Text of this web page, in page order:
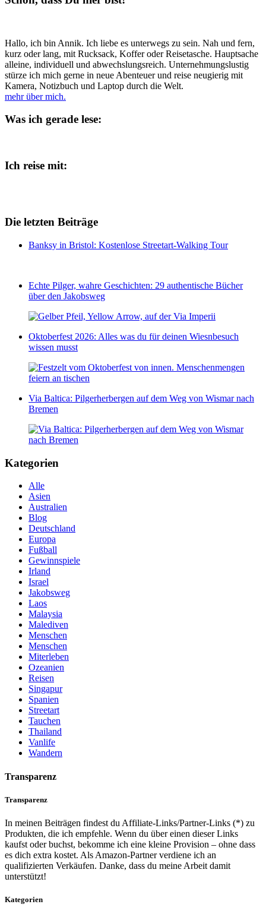
eigenen
Business!“
Hallo, ich bin Annik. Ich liebe es unterwegs zu sein. Nah und fern,
kurz oder lang, mit Rucksack, Koffer oder Reisetasche. Hauptsache
alleine, individuell und abwechslungsreich. Unternehmungslustig
stürze ich mich gerne in neue Abenteuer und reise neugierig mit
Kamera, Notizbuch und Laptop durch die Welt.
mehr über mich.
Was ich gerade lese:
Ich reise mit:
Die letzten Beiträge
Banksy in Bristol: Kostenlose Streetart-Walking Tour
Echte Pilger, wahre Geschichten: 29 authentische Bücher
über den Jakobsweg
Oktoberfest 2026: Alles was du für deinen Wiesnbesuch
wissen musst
Via Baltica: Pilgerherbergen auf dem Weg von Wismar nach
Bremen
Kategorien
Alle
Asien
Australien
Blog
Deutschland
Europa
Fußball
Gewinnspiele
Irland
Israel
Jakobsweg
Laos
Malaysia
Malediven
Menschen
Menschen
Miterleben
Ozeanien
Reisen
Singapur
Spanien
Streetart
Tauchen
Thailand
Vanlife
Wandern
Transparenz
Transparenz
In meinen Beiträgen findest du Affiliate-Links/Partner-Links (*) zu
Produkten, die ich empfehle. Wenn du über einen dieser Links
kaufst oder buchst, bekomme ich eine kleine Provision – ohne dass
es dich extra kostet. Als Amazon-Partner verdiene ich an
qualifizierten Verkäufen. Danke, dass du meine Arbeit damit
unterstützt!
Kategorien